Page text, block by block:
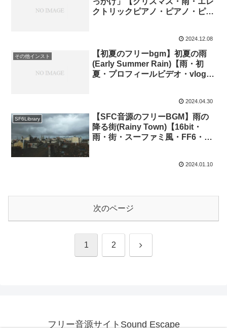
クトリックピアノ・ピアノ・ピア
2024.12.08
その他インスト
【初夏のフリーbgm】初夏の雨
(Early Summer Rain)【雨・初
夏・プロフィールビデオ・vlog・
2024.04.30
SF6Library
【SFC音源のフリーBGM】雨の
降る街(Rainy Town)【16bit・
雨・街・スーファミ風・FF6・雨
2024.01.10
次のページ
1 2 次
フリー音源サイトSound Escape